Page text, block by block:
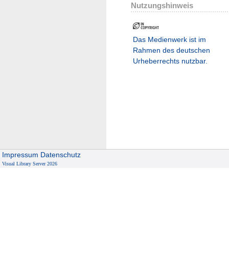
Nutzungshinweis
Das Medienwerk ist im
Rahmen des deutschen
Urheberrechts nutzbar.
Impressum Datenschutz
Visual Library Server 2026